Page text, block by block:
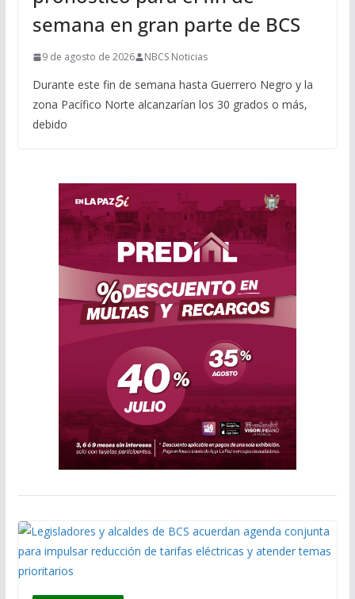
semana en gran parte de BCS
9 de agosto de 2026 NBCS Noticias
Durante este fin de semana hasta Guerrero Negro y la
zona Pacífico Norte alcanzarían los 30 grados o más,
debido